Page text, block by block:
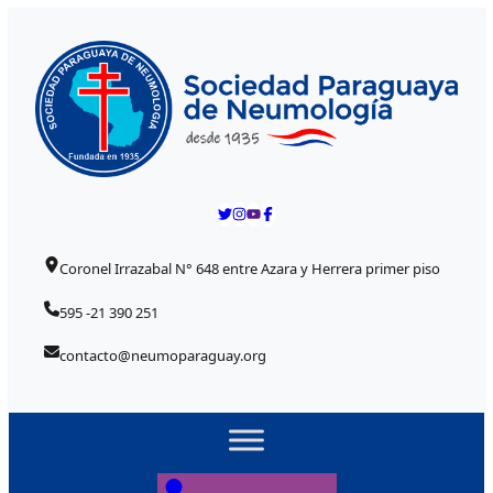
Coronel Irrazabal N° 648 entre Azara y Herrera primer piso
595 -21 390 251
contacto@neumoparaguay.org